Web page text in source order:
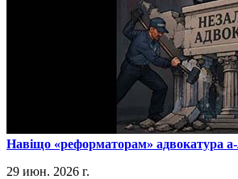
​Навіщо «реформаторам» адвокатура
29 июн. 2026 г.